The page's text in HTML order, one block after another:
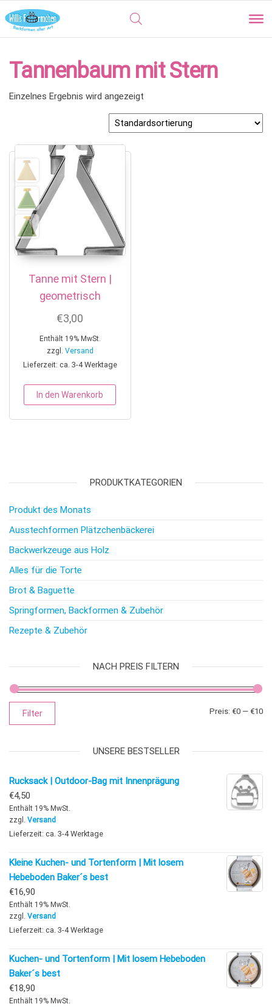
Tannenbaum mit Stern
Einzelnes Ergebnis wird angezeigt
Tanne mit Stern |
geometrisch
€3,00
Enthält 19% MwSt.
zzgl. Versand
Lieferzeit: ca. 3-4 Werktage
In den Warenkorb
PRODUKTKATEGORIEN
Produkt des Monats
Ausstechformen Plätzchenbäckerei
Backwerkzeuge aus Holz
Alles für die Torte
Brot & Baguette
Springformen, Backformen & Zubehör
Rezepte & Zubehör
NACH PREIS FILTERN
Filter Preis: €0 — €10
UNSERE BESTSELLER
Rucksack | Outdoor-Bag mit Innenprägung
€4,50
Enthält 19% MwSt.
zzgl. Versand
Lieferzeit: ca. 3-4 Werktage
Kleine Kuchen- und Tortenform | Mit losem
Hebeboden Baker´s best
€16,90
Enthält 19% MwSt.
zzgl. Versand
Lieferzeit: ca. 3-4 Werktage
Kuchen- und Tortenform | Mit losem Hebeboden
Baker´s best
€18,90
Enthält 19% MwSt.